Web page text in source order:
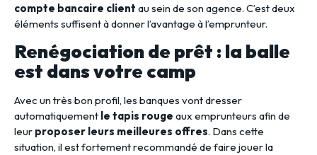
compte bancaire client au sein de son agence. C’est deux
éléments suffisent à donner l’avantage à l’emprunteur.
Renégociation de prêt : la balle
est dans votre camp
Avec un très bon profil, les banques vont dresser
automatiquement le tapis rouge aux emprunteurs afin de
leur proposer leurs meilleures offres. Dans cette
situation, il est fortement recommandé de faire jouer la